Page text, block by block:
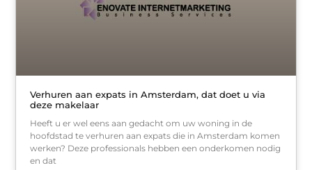
Verhuren aan expats in Amsterdam, dat doet u via
deze makelaar
Heeft u er wel eens aan gedacht om uw woning in de
hoofdstad te verhuren aan expats die in Amsterdam komen
werken? Deze professionals hebben een onderkomen nodig
en dat